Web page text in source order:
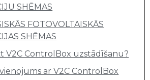
SHĒMAS
FOTOVOLTAISKĀS
SHĒMAS
V2C ControlBox uzstādīšanu?
ar V2C ControlBox